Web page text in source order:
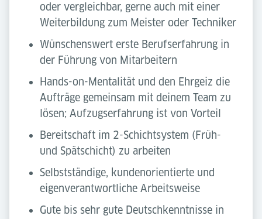
oder vergleichbar, gerne auch mit einer
Weiterbildung zum Meister oder Techniker
Wünschenswert erste Berufserfahrung in
der Führung von Mitarbeitern
Hands-on-Mentalität und den Ehrgeiz die
Aufträge gemeinsam mit deinem Team zu
lösen; Aufzugserfahrung ist von Vorteil
Bereitschaft im 2-Schichtsystem (Früh-
und Spätschicht) zu arbeiten
Selbstständige, kundenorientierte und
eigenverantwortliche Arbeitsweise
Gute bis sehr gute Deutschkenntnisse in